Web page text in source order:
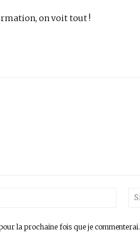
on voit tout !
Email
la prochaine fois que je commenterai.